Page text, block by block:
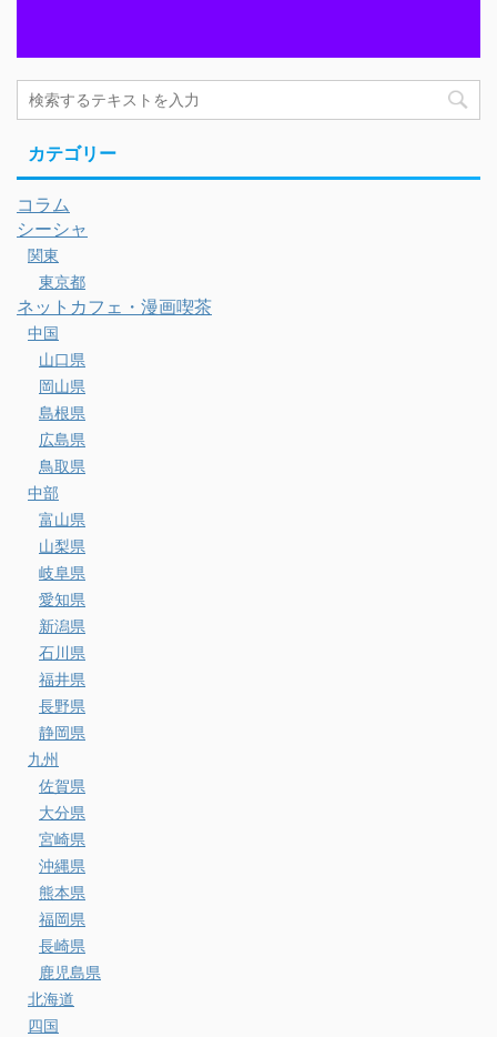
カテゴリー
コラム
シーシャ
関東
東京都
ネットカフェ・漫画喫茶
中国
山口県
岡山県
島根県
広島県
鳥取県
中部
富山県
山梨県
岐阜県
愛知県
新潟県
石川県
福井県
長野県
静岡県
九州
佐賀県
大分県
宮崎県
沖縄県
熊本県
福岡県
長崎県
鹿児島県
北海道
四国